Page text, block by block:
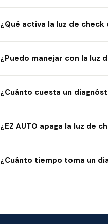
¿Qué activa la luz de check
¿Puedo manejar con la luz
¿Cuánto cuesta un
¿EZ AUTO apaga la luz de
¿Cuánto tiempo toma un